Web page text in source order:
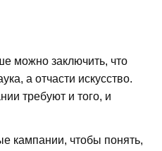
можно заключить, что
а отчасти искусство.
требуют и того, и
кампании, чтобы понять,